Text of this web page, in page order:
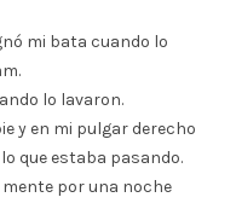
mi bata cuando lo
lo lavaron.
y en mi pulgar derecho
que estaba pasando.
por una noche